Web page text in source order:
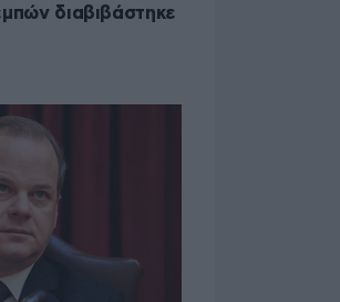
διαβιβάστηκε